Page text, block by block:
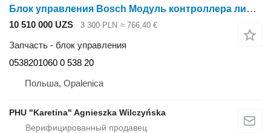
Блок управления Bosch Модуль контроллера лифта Fendt EHR-C Bosch 0538201060 0 538 20 для Massey Ferguson
10 510 000 UZS 3 300 PLN ≈ 766,40 €
Запчасть - блок управления
0538201060 0 538 20
Польша, Opalenica
PHU "Karetina" Agnieszka Wilczyńska